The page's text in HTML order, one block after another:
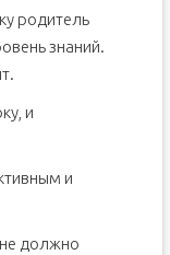
родитель
знаний.
и
и
должно